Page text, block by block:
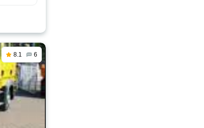
8.1 6